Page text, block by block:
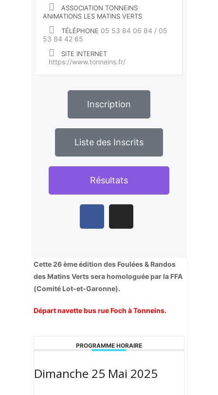
ASSOCIATION TONNEINS
ANIMATIONS LES MATINS VERTS
TÉLÉPHONE 05 53 84 06 84 / 05
53 84 42 65
SITE INTERNET
https://www.tonneins.fr/
Inscription
Liste des Inscrits
Résultats
Cette 26 ème édition des Foulées & Randos
des Matins Verts sera homologuée par la FFA
(Comité Lot-et-Garonne).
Départ navette bus rue Foch à Tonneins.
PROGRAMME HORAIRE
Dimanche 25 Mai 2025